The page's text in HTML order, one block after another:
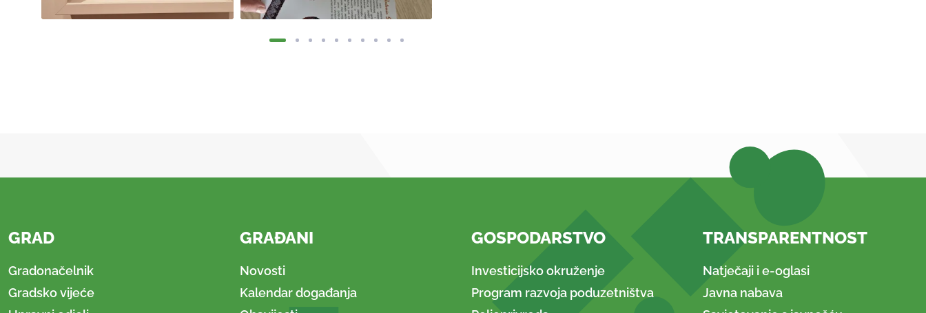
GRAD
Gradonačelnik
Gradsko vijeće
GRAĐANI
Novosti
Kalendar događanja
GOSPODARSTVO
Investicijsko okruženje
Program razvoja poduzetništva
TRANSPARENTNOST
Natječaji i e-oglasi
Javna nabava